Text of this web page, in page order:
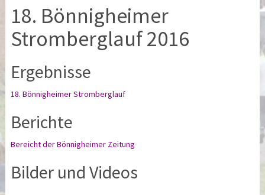
18. Bönnigheimer
Stromberglauf 2016
Ergebnisse
18. Bönnigheimer Stromberglauf
Berichte
Bereicht der Bönnigheimer Zeitung
Bilder und Videos